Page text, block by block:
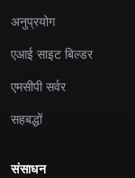
अनुप्रयोग
एआई साइट बिल्डर
एमसीपी सर्वर
सहबद्धों
संसाधन